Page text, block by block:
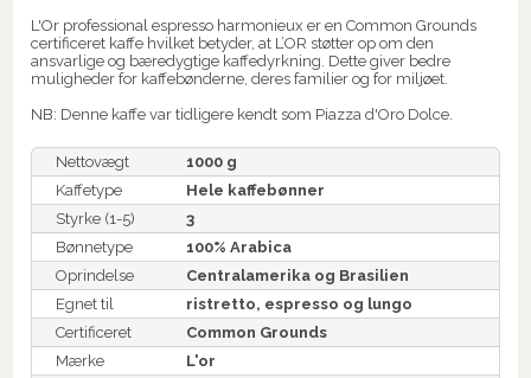
L'Or professional espresso harmonieux er en Common Grounds
certificeret kaffe hvilket betyder, at L’OR støtter op om den
ansvarlige og bæredygtige kaffedyrkning. Dette giver bedre
muligheder for kaffebønderne, deres familier og for miljøet.
NB: Denne kaffe var tidligere kendt som Piazza d'Oro Dolce.
Nettovægt
1000 g
Kaffetype
Hele kaffebønner
Styrke (1-5)
3
Bønnetype
100% Arabica
Oprindelse
Centralamerika og Brasilien
Egnet til
ristretto, espresso og lungo
Certificeret
Common Grounds
Mærke
L'or